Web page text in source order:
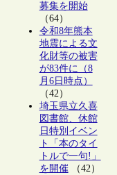
募集を開始
（64）
令和8年熊本
地震による文
化財等の被害
が83件に（8
月6日時点）
（42）
埼玉県立久喜
図書館、休館
日特別イベン
ト「本のタイ
トルで一句!」
を開催（42）